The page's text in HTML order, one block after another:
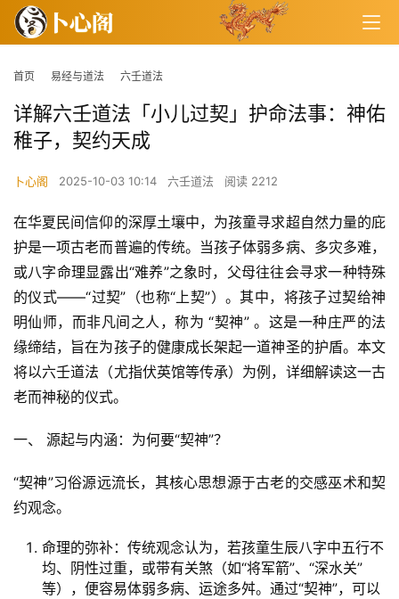
首页 易经与道法 六壬道法
详解六壬道法「小儿过契」护命法事：神佑
稚子，契约天成
卜心阁 2025-10-03 10:14 六壬道法 阅读 2212
在华夏民间信仰的深厚土壤中，为孩童寻求超自然力量的庇
护是一项古老而普遍的传统。当孩子体弱多病、多灾多难，
或八字命理显露出“难养”之象时，父母往往会寻求一种特殊
的仪式——“过契”（也称“上契”）。其中，将孩子过契给神
明仙师，而非凡间之人，称为 “契神” 。这是一种庄严的法
缘缔结，旨在为孩子的健康成长架起一道神圣的护盾。本文
将以六壬道法（尤指伏英馆等传承）为例，详细解读这一古
老而神秘的仪式。
一、 源起与内涵：为何要“契神”？
“契神”习俗源远流长，其核心思想源于古老的交感巫术和契
约观念。
命理的弥补：传统观念认为，若孩童生辰八字中五行不
均、阴性过重，或带有关煞（如“将军箭”、“深水关”
等），便容易体弱多病、运途多舛。通过“契神”，可以